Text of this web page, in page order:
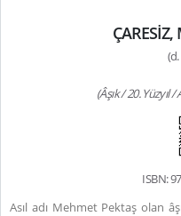
(Âşık / 20. Yüzyıl
ISBN:
Asıl adı Mehmet Pektaş olan